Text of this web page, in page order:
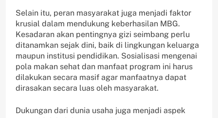
Selain itu, peran masyarakat juga menjadi faktor
krusial dalam mendukung keberhasilan MBG.
Kesadaran akan pentingnya gizi seimbang perlu
ditanamkan sejak dini, baik di lingkungan keluarga
maupun institusi pendidikan. Sosialisasi mengenai
pola makan sehat dan manfaat program ini harus
dilakukan secara masif agar manfaatnya dapat
dirasakan secara luas oleh masyarakat.
Dukungan dari dunia usaha juga menjadi aspek